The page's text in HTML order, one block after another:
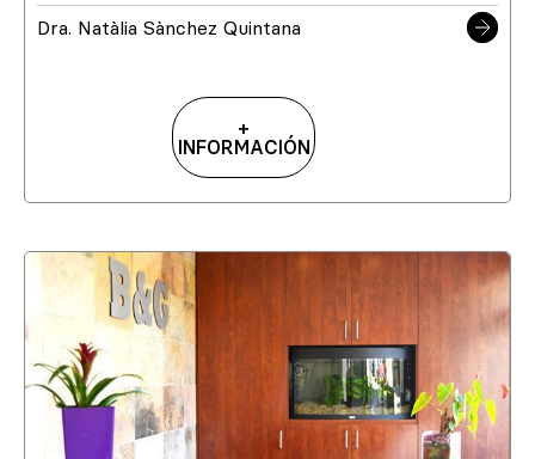
Dra. Natàlia Sànchez Quintana
+
INFORMACIÓN